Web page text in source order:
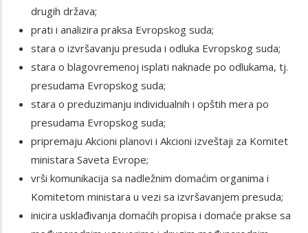
drugih država;
prati i analizira praksa Evropskog suda;
stara o izvršavanju presuda i odluka Evropskog suda;
stara o blagovremenoj isplati naknade po odlukama, tj.
presudama Evropskog suda;
stara o preduzimanju individualnih i opštih mera po
presudama Evropskog suda;
pripremaju Akcioni planovi i Akcioni izveštaji za Komitet
ministara Saveta Evrope;
vrši komunikacija sa nadležnim domaćim organima i
Komitetom ministara u vezi sa izvršavanjem presuda;
inicira usklađivanja domaćih propisa i domaće prakse sa